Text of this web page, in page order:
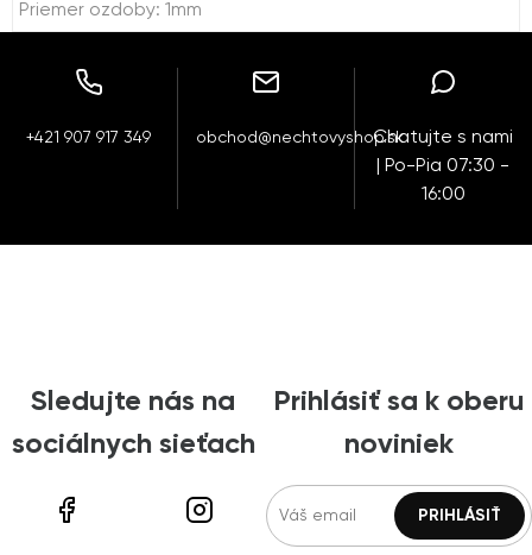
Priemer ozdoby: 1mm
+421 907 917 349 obchod@nechtovyshop.skChatujte s nami
| Po-Pia 07:30 -
16:00
Sledujte nás na
sociálnych sieťach
Prihlásiť sa k oberu
noviniek